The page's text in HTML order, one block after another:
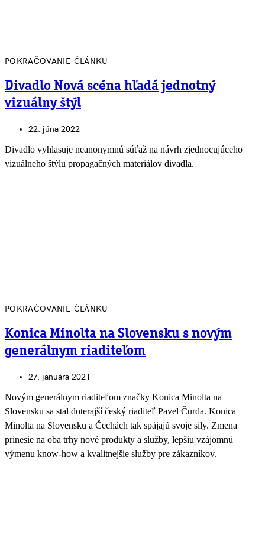
POKRAČOVANIE ČLÁNKU
Divadlo Nová scéna hľadá jednotný
vizuálny štýl
22. júna 2022
Divadlo vyhlasuje neanonymnú súťaž na návrh zjednocujúceho
vizuálneho štýlu propagačných materiálov divadla.
POKRAČOVANIE ČLÁNKU
Konica Minolta na Slovensku s novým
generálnym riaditeľom
27. januára 2021
Novým generálnym riaditeľom značky Konica Minolta na
Slovensku sa stal doterajší český riaditeľ Pavel Čurda. Konica
Minolta na Slovensku a Čechách tak spájajú svoje sily. Zmena
prinesie na oba trhy nové produkty a služby, lepšiu vzájomnú
výmenu know-how a kvalitnejšie služby pre zákazníkov.